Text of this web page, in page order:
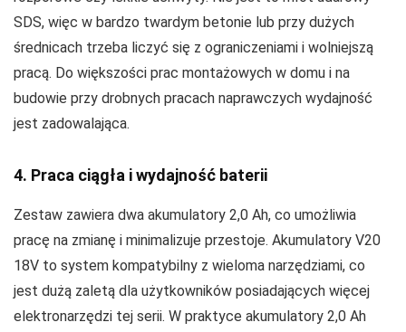
SDS, więc w bardzo twardym betonie lub przy dużych
średnicach trzeba liczyć się z ograniczeniami i wolniejszą
pracą. Do większości prac montażowych w domu i na
budowie przy drobnych pracach naprawczych wydajność
jest zadowalająca.
4. Praca ciągła i wydajność baterii
Zestaw zawiera dwa akumulatory 2,0 Ah, co umożliwia
pracę na zmianę i minimalizuje przestoje. Akumulatory V20
18V to system kompatybilny z wieloma narzędziami, co
jest dużą zaletą dla użytkowników posiadających więcej
elektronarzędzi tej serii. W praktyce akumulatory 2,0 Ah